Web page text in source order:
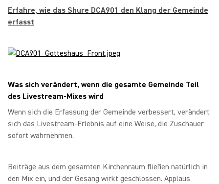
Erfahre, wie das Shure DCA901 den Klang der Gemeinde
erfasst
Was sich verändert, wenn die gesamte Gemeinde Teil
des Livestream‑Mixes wird
Wenn sich die Erfassung der Gemeinde verbessert, verändert
sich das Livestream‑Erlebnis auf eine Weise, die Zuschauer
sofort wahrnehmen.
Beiträge aus dem gesamten Kirchenraum fließen natürlich in
den Mix ein, und der Gesang wirkt geschlossen. Applaus